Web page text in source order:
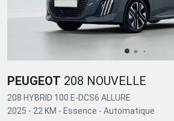
PEUGEOT 208 NOUVELLE
208 HYBRID 100 E-DCS6 ALLURE
2025 - 22 KM - Essence - Automatique